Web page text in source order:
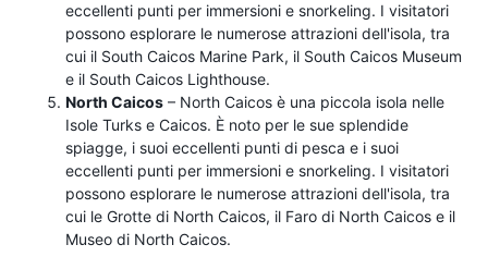
eccellenti punti per immersioni e snorkeling. I visitatori
possono esplorare le numerose attrazioni dell'isola, tra
cui il South Caicos Marine Park, il South Caicos Museum
e il South Caicos Lighthouse.
North Caicos – North Caicos è una piccola isola nelle
Isole Turks e Caicos. È noto per le sue splendide
spiagge, i suoi eccellenti punti di pesca e i suoi
eccellenti punti per immersioni e snorkeling. I visitatori
possono esplorare le numerose attrazioni dell'isola, tra
cui le Grotte di North Caicos, il Faro di North Caicos e il
Museo di North Caicos.